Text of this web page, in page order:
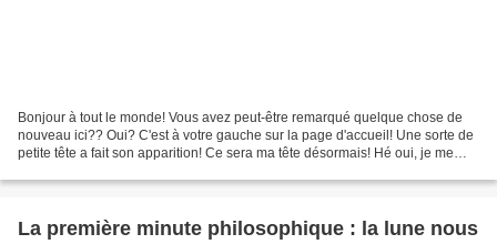
Bonjour à tout le monde! Vous avez peut-être remarqué quelque chose de
nouveau ici?? Oui? C'est à votre gauche sur la page d'accueil! Une sorte de
petite tête a fait son apparition! Ce sera ma tête désormais! Hé oui, je me
La première minute philosophique : la lune nous